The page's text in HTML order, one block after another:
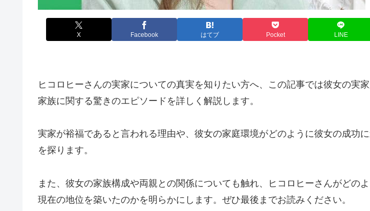
X Facebook はてブ Pocket LINE
ヒコロヒーさんの実家についての真実を知りたい方へ、この記事では彼女の実
家族に関する驚きのエピソードを詳しく解説します。
実家が裕福であると言われる理由や、彼女の家庭環境がどのように彼女の成功
を探ります。
また、彼女の家族構成や両親との関係についても触れ、ヒコロヒーさんがどの
現在の地位を築いたのかを明らかにします。ぜひ最後までお読みください。